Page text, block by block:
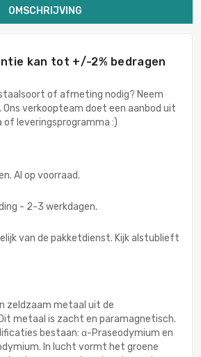
OMSCHRIJVING
kan tot +/-2% bedragen
of afmeting nodig? Neem
verkoopteam doet een aanbod uit
leveringsprogramma :)
Al op voorraad.
- 2-3 werkdagen.
van de pakketdienst. Kijk alstublieft
zeldzaam metaal uit de
metaal is zacht en paramagnetisch.
bestaan: α-Praseodymium en
In lucht vormt het groene